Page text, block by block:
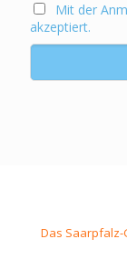
Mit der
akzeptiert.
Das Saarpfalz-